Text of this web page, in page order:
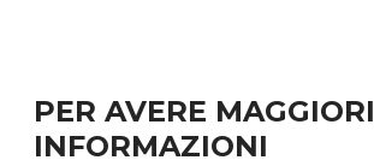
PER AVERE MAGGIORI
INFORMAZIONI